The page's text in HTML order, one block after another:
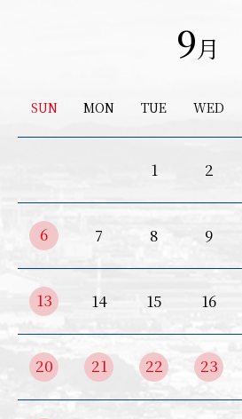
9月
SUN MON TUE WED
1 2
6 7 8 9
13 14 15 16
20 21 22 23